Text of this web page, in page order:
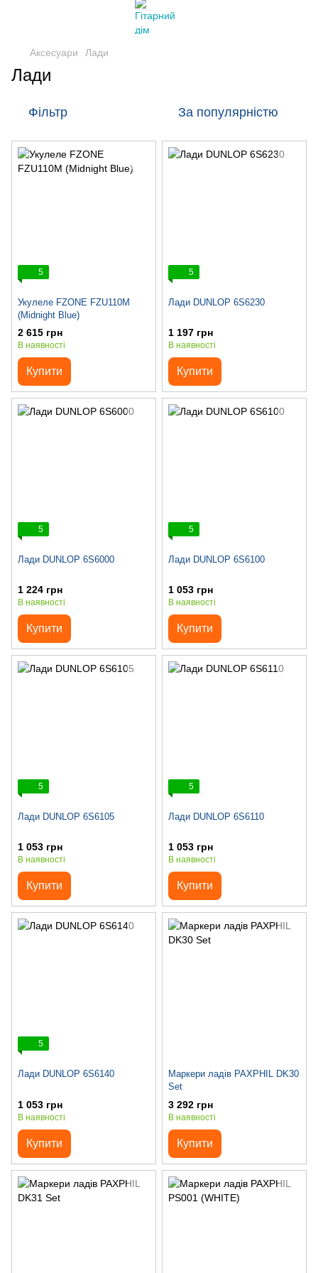
Аксесуари Лади
Лади
Фільтр За популярністю
5
Укулеле FZONE FZU110M
(Midnight Blue)
2 615 грн
В наявності
Купити
5
Лади DUNLOP 6S6230
1 197 грн
В наявності
Купити
5
Лади DUNLOP 6S6000
1 224 грн
В наявності
Купити
5
Лади DUNLOP 6S6100
1 053 грн
В наявності
Купити
5
Лади DUNLOP 6S6105
1 053 грн
В наявності
Купити
5
Лади DUNLOP 6S6110
1 053 грн
В наявності
Купити
5
Лади DUNLOP 6S6140
1 053 грн
В наявності
Купити
Маркери ладів PAXPHIL DK30
Set
3 292 грн
В наявності
Купити